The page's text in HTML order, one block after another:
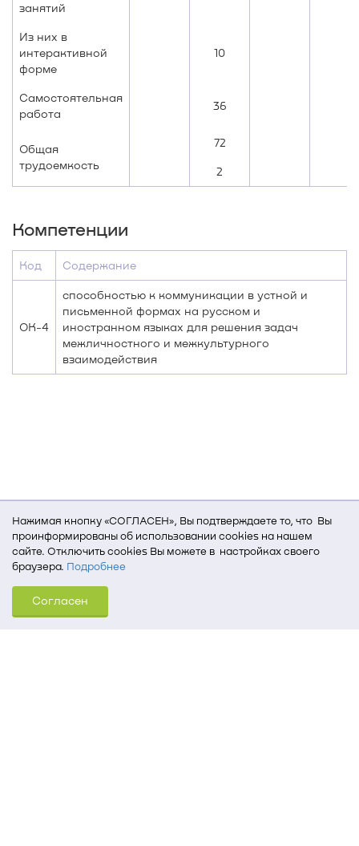
Нажимая кнопку «СОГЛАСЕН», Вы подтверждаете то, что Вы
проинформированы об использовании cookies на нашем
сайте. Отключить cookies Вы можете в настройках своего
браузера. Подробнее
Для того, чтобы мы могли качественно предоставить Вам
услуги, мы используем cookies, которые сохраняются
на Вашем компьютере (Сведения о местоположении; ip-адрес;
Согласен
занятий
Из них в
интерактивной
форме
10
Самостоятельная
работа
36
Общая
трудоемкость
72
2
Компетенции
Код Содержание
ОК-4
способностью к коммуникации в устной и
письменной формах на русском и
иностранном языках для решения задач
межличностного и межкультурного
взаимодействия